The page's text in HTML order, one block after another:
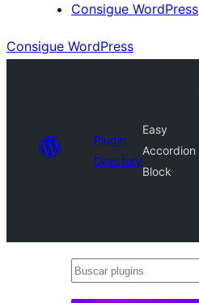
Consigue WordPress
Consigue WordPress
Plugin
Directory
Easy
Accordion
Block
Buscar